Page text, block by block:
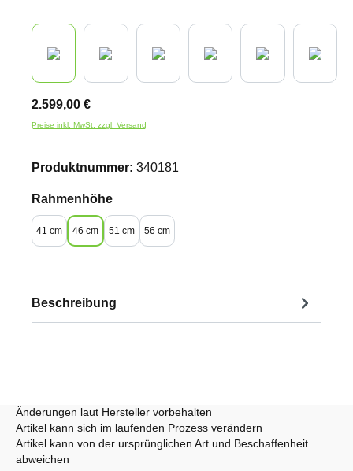
2.599,00 €
Preise inkl. MwSt. zzgl. Versand
Produktnummer: 340181
Rahmenhöheauswählen
41 cm 46 cm 51 cm 56 cm
Beschreibung
Änderungen laut Hersteller vorbehalten
Artikel kann sich im laufenden Prozess verändern
Artikel kann von der ursprünglichen Art und Beschaffenheit
abweichen